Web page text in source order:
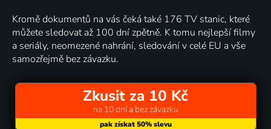
Kromě dokumentů na vás čeká také 176 TV stanic, které
můžete sledovat až 100 dní zpětně. K tomu nejlepší filmy
a seriály, neomezené nahrání, sledování v celé EU a vše
samozřejmě bez závazku.
Zkusit za 10 Kč
na 10 dní a bez závazku